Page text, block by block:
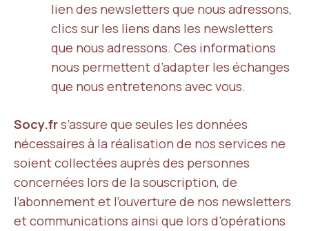
lien des newsletters que nous adressons,
clics sur les liens dans les newsletters
que nous adressons. Ces informations
nous permettent d’adapter les échanges
que nous entretenons avec vous.
Socy.frs’assure que seules les données
nécessaires à la réalisation de nos services ne
soient collectées auprès des personnes
concernées lors de la souscription, de
l’abonnement et l’ouverture de nos newsletters
et communications ainsi que lors d’opérations